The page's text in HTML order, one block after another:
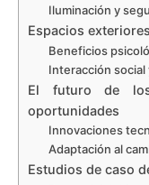
Iluminación y
Espacios
Beneficios
Interacción social
El futuro de
oportunidades
Innovaciones
Adaptación al
Estudios de caso